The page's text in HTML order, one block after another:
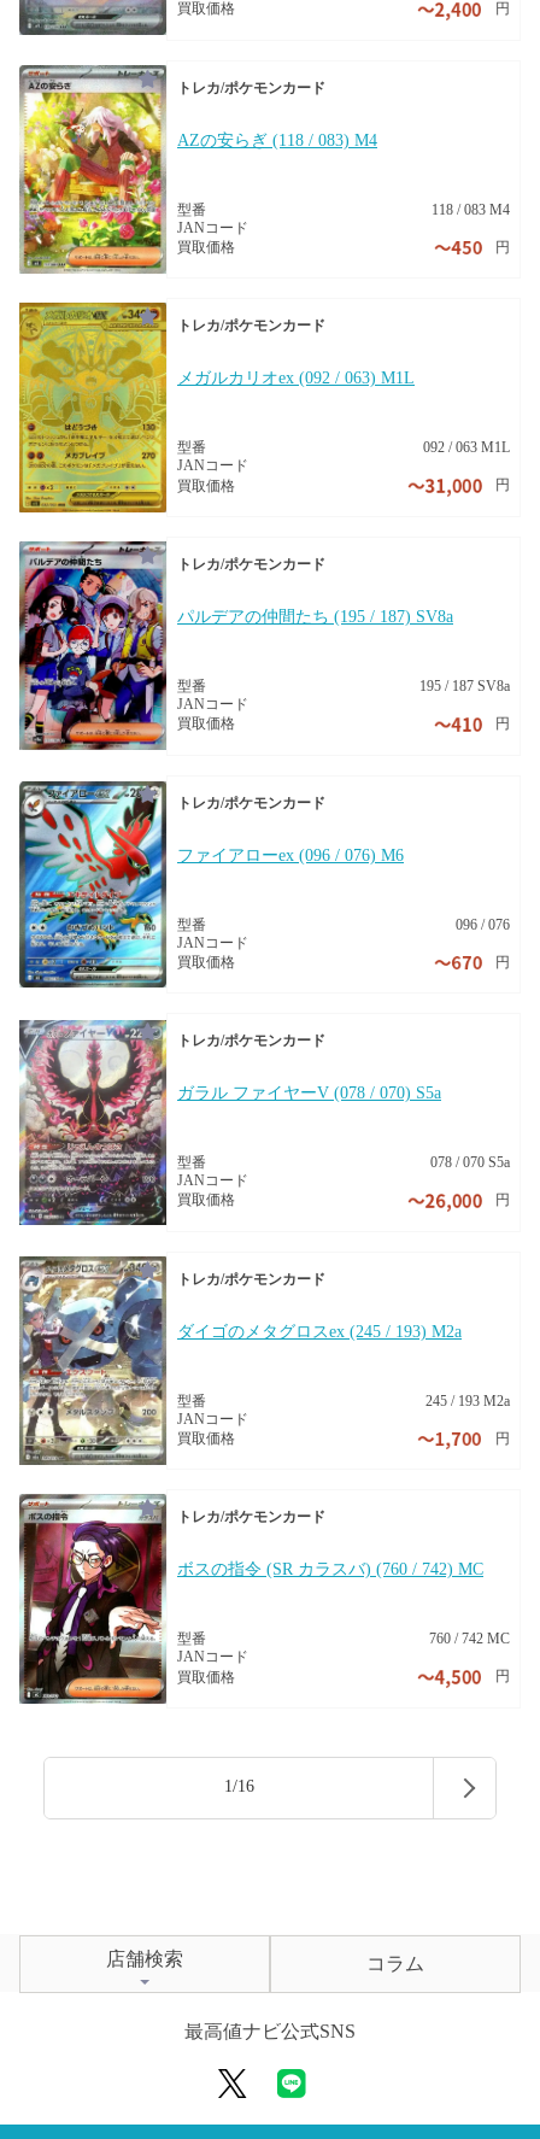
買取価格
円
トレカ/ポケモンカード
AZの安らぎ (118 / 083) M4
型番
118 / 083 M4
JANコード
買取価格
円
トレカ/ポケモンカード
メガルカリオex (092 / 063) M1L
型番
092 / 063 M1L
JANコード
買取価格
円
トレカ/ポケモンカード
パルデアの仲間たち (195 / 187) SV8a
型番
195 / 187 SV8a
JANコード
買取価格
円
トレカ/ポケモンカード
ファイアローex (096 / 076) M6
型番
096 / 076
JANコード
買取価格
円
トレカ/ポケモンカード
ガラル ファイヤーV (078 / 070) S5a
型番
078 / 070 S5a
JANコード
買取価格
円
トレカ/ポケモンカード
ダイゴのメタグロスex (245 / 193) M2a
型番
245 / 193 M2a
JANコード
買取価格
円
トレカ/ポケモンカード
ボスの指令 (SR カラスバ) (760 / 742) MC
型番
760 / 742 MC
JANコード
買取価格
円
1/16
店舗検索 コラム
最高値ナビ公式SNS